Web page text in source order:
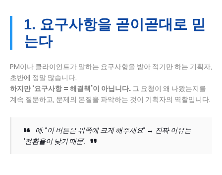
1. 요구사항을 곧이곧대로 믿
는다
PM이나 클라이언트가 말하는 요구사항을 받아 적기만 하는 기획자,
초반에 정말 많습니다.
하지만 ‘요구사항 = 해결책’이 아닙니다. 그 요청이 왜 나왔는지를
계속 질문하고, 문제의 본질을 파악하는 것이 기획자의 역할입니다.
예: “이 버튼은 위쪽에 크게 해주세요” → 진짜 이유는
‘전환율이 낮기 때문’.